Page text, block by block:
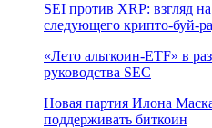
SEI против XRP: взгляд
следующего крипто-буй-
«Лето альткоин-ETF» в
руководства SEC
Новая партия Илона
поддерживать биткоин